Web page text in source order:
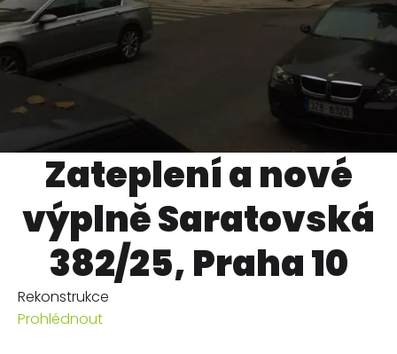
Zateplení a nové
výplně Saratovská
382/25, Praha 10
Rekonstrukce
Prohlédnout